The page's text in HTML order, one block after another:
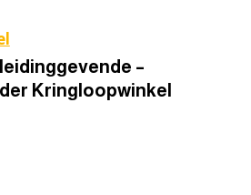
–
Kringloopwinkel